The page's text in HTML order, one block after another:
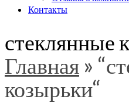
Контакты
стеклянные
Главная »
козырьки“